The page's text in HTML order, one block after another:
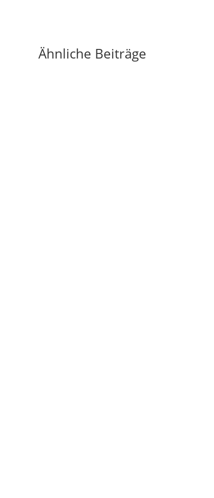
Ähnliche Beiträge